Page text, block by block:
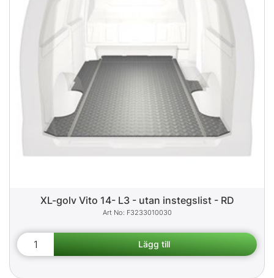
XL-golv Vito 14- L3 - utan instegslist - RD
F3233010030